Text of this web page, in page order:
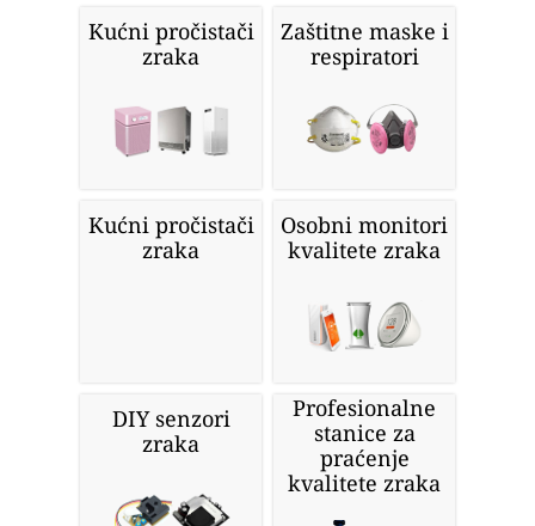
Kućni pročistači
zraka
Zaštitne maske i
respiratori
Kućni pročistači
zraka
Osobni monitori
kvalitete zraka
DIY senzori
zraka
Profesionalne
stanice za
praćenje
kvalitete zraka